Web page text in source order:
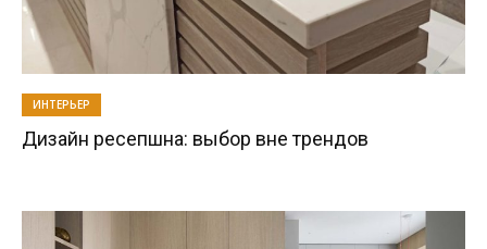
ИНТЕРЬЕР
Дизайн ресепшна: выбор вне трендов